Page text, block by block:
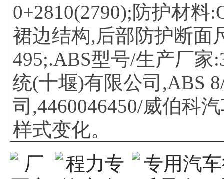
0+2810(2790);防护材料
裙边结构,后部防护断面
495;.ABS型号/生产厂家
统(十堰)有限公司,ABS
司,4460046450/威伯科
样式变化。